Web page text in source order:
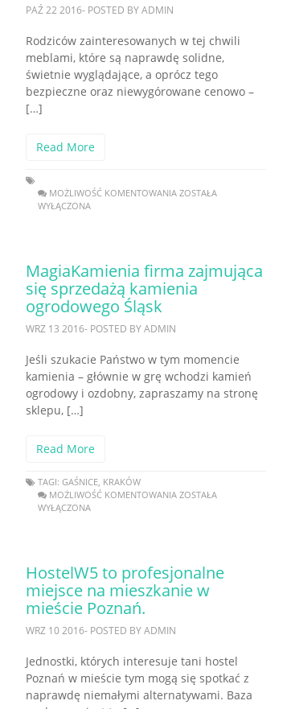
PAŹ 22 2016- POSTED BY ADMIN
Rodziców zainteresowanych w tej chwili
meblami, które są naprawdę solidne,
świetnie wyglądające, a oprócz tego
bezpieczne oraz niewygórowane cenowo –
[…]
Read More
MOŻLIWOŚĆ KOMENTOWANIA ZOSTAŁA
WYŁĄCZONA
MagiaKamienia firma zajmująca
się sprzedażą kamienia
ogrodowego Śląsk
WRZ 13 2016- POSTED BY ADMIN
Jeśli szukacie Państwo w tym momencie
kamienia – głównie w grę wchodzi kamień
ogrodowy i ozdobny, zapraszamy na stronę
sklepu, […]
Read More
TAGI: GAŚNICE, KRAKÓW
MOŻLIWOŚĆ KOMENTOWANIA ZOSTAŁA
WYŁĄCZONA
HostelW5 to profesjonalne
miejsce na mieszkanie w
mieście Poznań.
WRZ 10 2016- POSTED BY ADMIN
Jednostki, których interesuje tani hostel
Poznań w mieście tym mogą się spotkać z
naprawdę niemałymi alternatywami. Baza